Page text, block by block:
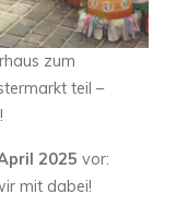
zum
teil –
2025 vor:
mit dabei!